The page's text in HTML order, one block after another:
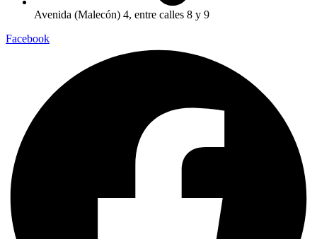
Avenida (Malecón) 4, entre calles 8 y 9
Facebook